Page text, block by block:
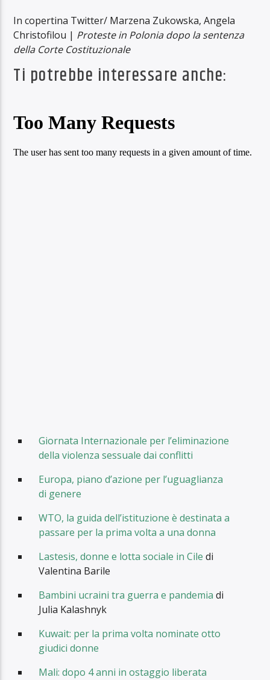
In copertina Twitter/ Marzena Zukowska,Angela
Christofilou | Proteste in Polonia dopo la sentenza
della Corte Costituzionale
Ti potrebbe interessare anche:
Giornata Internazionale per l’eliminazione
della violenza sessuale dai conflitti
Europa, piano d’azione per l’uguaglianza
di genere
WTO, la guida dell’istituzione è destinata a
passare per la prima volta a una donna
Lastesis, donne e lotta sociale in Cile di
Valentina Barile
Bambini ucraini tra guerra e pandemia di
Julia Kalashnyk
Kuwait: per la prima volta nominate otto
giudici donne
Mali: dopo 4 anni in ostaggio liberata